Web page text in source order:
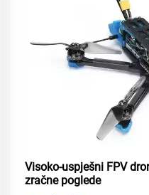
Visoko-uspješni FPV
zračne poglede